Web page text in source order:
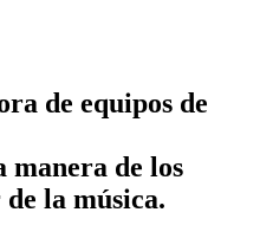
de equipos de
manera de los
la música.